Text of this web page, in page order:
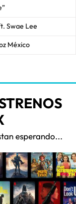
Swae Lee
México
esperando...